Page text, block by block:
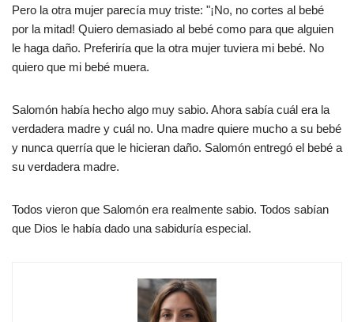
Pero la otra mujer parecía muy triste: "¡No, no cortes al bebé
por la mitad! Quiero demasiado al bebé como para que alguien
le haga daño. Preferiría que la otra mujer tuviera mi bebé. No
quiero que mi bebé muera.
Salomón había hecho algo muy sabio. Ahora sabía cuál era la
verdadera madre y cuál no. Una madre quiere mucho a su bebé
y nunca querría que le hicieran daño. Salomón entregó el bebé a
su verdadera madre.
Todos vieron que Salomón era realmente sabio. Todos sabían
que Dios le había dado una sabiduría especial.